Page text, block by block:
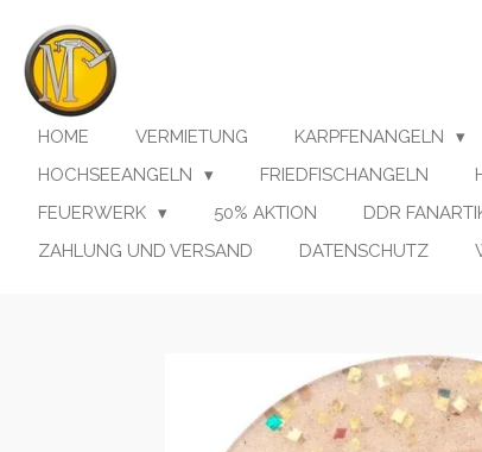
Hauptinhalt
springen
HOME VERMIETUNG KARPFENANGELN
HOCHSEEANGELN
FRIEDFISCHANGELN
FEUERWERK
50% AKTION DDR
ZAHLUNG UND VERSAND
DATENSCHUTZ